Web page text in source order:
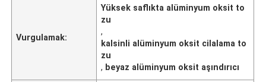
Vurgulamak:
Yüksek saflıkta alüminyum oksit to
zu
,
kalsinli alüminyum oksit cilalama to
zu
, beyaz alüminyum oksit aşındırıcı